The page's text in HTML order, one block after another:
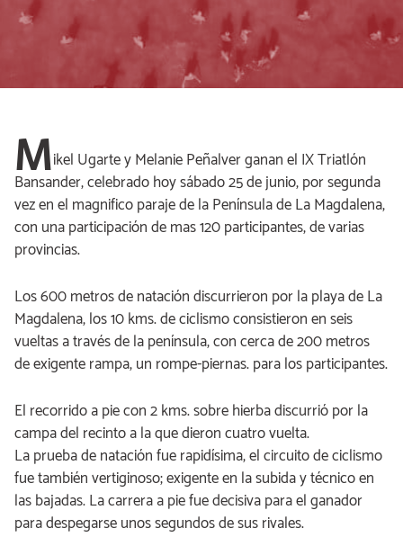
Mikel Ugarte y Melanie Peñalver ganan el IX Triatlón
Bansander, celebrado hoy sábado 25 de junio, por segunda
vez en el magnifico paraje de la Península de La Magdalena,
con una participación de mas 120 participantes, de varias
provincias.
Los 600 metros de natación discurrieron por la playa de La
Magdalena, los 10 kms. de ciclismo consistieron en seis
vueltas a través de la península, con cerca de 200 metros
de exigente rampa, un rompe-piernas. para los participantes.
El recorrido a pie con 2 kms. sobre hierba discurrió por la
campa del recinto a la que dieron cuatro vuelta.
La prueba de natación fue rapidísima, el circuito de ciclismo
fue también vertiginoso; exigente en la subida y técnico en
las bajadas. La carrera a pie fue decisiva para el ganador
para despegarse unos segundos de sus rivales.